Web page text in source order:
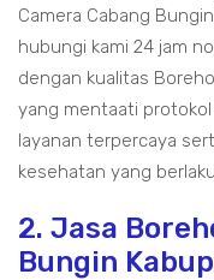
Camera Cabang
hubungi kami 24 jam
dengan kualitas
yang mentaati
layanan terpercaya
kesehatan yang
2. Jasa
Bungin